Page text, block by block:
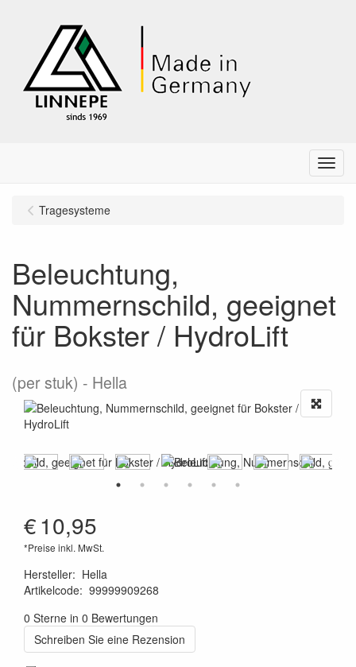
Menu
Tragesysteme
Beleuchtung,
Nummernschild, geeignet
für Bokster / HydroLift
(per stuk) Hella
€10,95
*Preise inkl. MwSt.
Hersteller: Hella
Artikelcode: 99999909268
0 Sterne in 0 Bewertungen
Schreiben Sie eine Rezension